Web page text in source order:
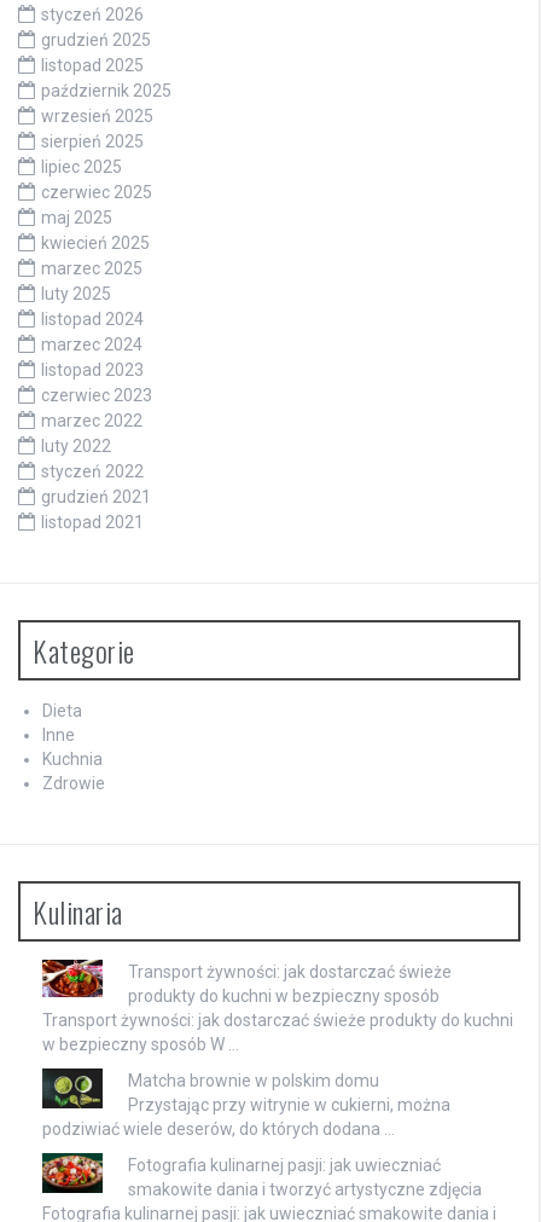
styczeń 2026
grudzień 2025
listopad 2025
październik 2025
wrzesień 2025
sierpień 2025
lipiec 2025
czerwiec 2025
maj 2025
kwiecień 2025
marzec 2025
luty 2025
listopad 2024
marzec 2024
listopad 2023
czerwiec 2023
marzec 2022
luty 2022
styczeń 2022
grudzień 2021
listopad 2021
Kategorie
Dieta
Inne
Kuchnia
Zdrowie
Kulinaria
Transport żywności: jak dostarczać świeże
produkty do kuchni w bezpieczny sposób
Transport żywności: jak dostarczać świeże produkty do kuchni
w bezpieczny sposób W …
Matcha brownie w polskim domu
Przystając przy witrynie w cukierni, można
podziwiać wiele deserów, do których dodana …
Fotografia kulinarnej pasji: jak uwieczniać
smakowite dania i tworzyć artystyczne zdjęcia
Fotografia kulinarnej pasji: jak uwieczniać smakowite dania i